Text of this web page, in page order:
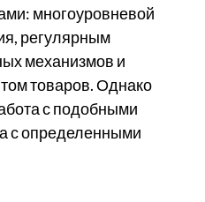
многоуровневой
регулярным
механизмов и
товаров. Однако
с подобными
с определенными